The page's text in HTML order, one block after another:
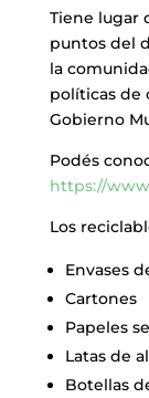
Tiene lugar
puntos del
la
políticas de
Gobierno
Podés
https://
Los
Envases
Cartones
Papeles
Latas de
Botellas